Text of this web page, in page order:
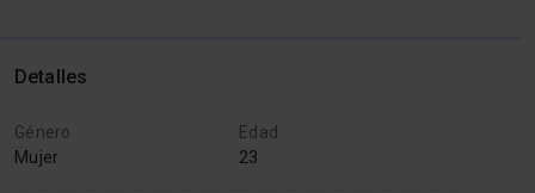
Detalles
Género
Mujer
Edad
23